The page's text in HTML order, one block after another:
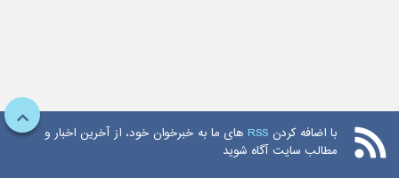
با اضافه کردن RSS های ما به خبرخوان خود، از آخرین اخبار و
مطالب سایت آگاه شوید